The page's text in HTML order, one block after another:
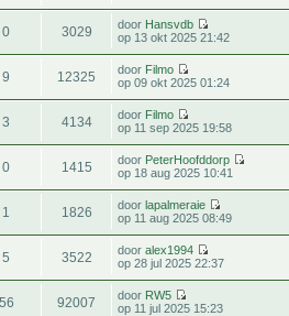
0 3029 door Hansvdb
op 13 okt 2025 21:42
9 12325 door Filmo
op 09 okt 2025 01:24
3 4134 door Filmo
op 11 sep 2025 19:58
0 1415 door PeterHoofddorp
op 18 aug 2025 10:41
1 1826 doorlapalmeraie
op 11 aug 2025 08:49
5 3522 dooralex1994
op 28 jul 2025 22:37
56 92007 door RW5
op 11 jul 2025 15:23